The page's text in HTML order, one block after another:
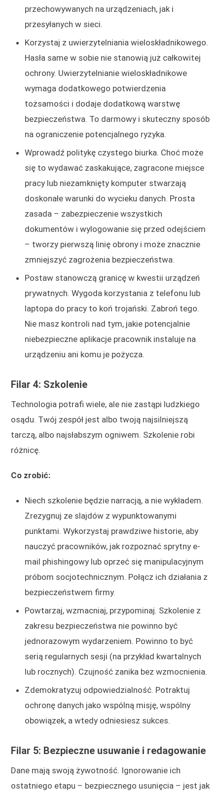
przechowywanych na urządzeniach, jak i
przesyłanych w sieci.
Korzystaj z uwierzytelniania wieloskładnikowego.
Hasła same w sobie nie stanowią już całkowitej
ochrony. Uwierzytelnianie wieloskładnikowe
wymaga dodatkowego potwierdzenia
tożsamości i dodaje dodatkową warstwę
bezpieczeństwa. To darmowy i skuteczny sposób
na ograniczenie potencjalnego ryzyka.
Wprowadź politykę czystego biurka. Choć może
się to wydawać zaskakujące, zagracone miejsce
pracy lub niezamknięty komputer stwarzają
doskonałe warunki do wycieku danych. Prosta
zasada – zabezpieczenie wszystkich
dokumentów i wylogowanie się przed odejściem
– tworzy pierwszą linię obrony i może znacznie
zmniejszyć zagrożenia bezpieczeństwa.
Postaw stanowczą granicę w kwestii urządzeń
prywatnych. Wygoda korzystania z telefonu lub
laptopa do pracy to koń trojański. Zabroń tego.
Nie masz kontroli nad tym, jakie potencjalnie
niebezpieczne aplikacje pracownik instaluje na
urządzeniu ani komu je pożycza.
Filar 4: Szkolenie
Technologia potrafi wiele, ale nie zastąpi ludzkiego
osądu. Twój zespół jest albo twoją najsilniejszą
tarczą, albo najsłabszym ogniwem. Szkolenie robi
różnicę.
Co zrobić:
Niech szkolenie będzie narracją, a nie wykładem.
Zrezygnuj ze slajdów z wypunktowanymi
punktami. Wykorzystaj prawdziwe historie, aby
nauczyć pracowników, jak rozpoznać sprytny e-
mail phishingowy lub oprzeć się manipulacyjnym
próbom socjotechnicznym. Połącz ich działania z
bezpieczeństwem firmy.
Powtarzaj, wzmacniaj, przypominaj. Szkolenie z
zakresu bezpieczeństwa nie powinno być
jednorazowym wydarzeniem. Powinno to być
serią regularnych sesji (na przykład kwartalnych
lub rocznych). Czujność zanika bez wzmocnienia.
Zdemokratyzuj odpowiedzialność. Potraktuj
ochronę danych jako wspólną misję, wspólny
obowiązek, a wtedy odniesiesz sukces.
Filar 5: Bezpieczne usuwanie i redagowanie
Dane mają swoją żywotność. Ignorowanie ich
ostatniego etapu – bezpiecznego usunięcia – jest jak